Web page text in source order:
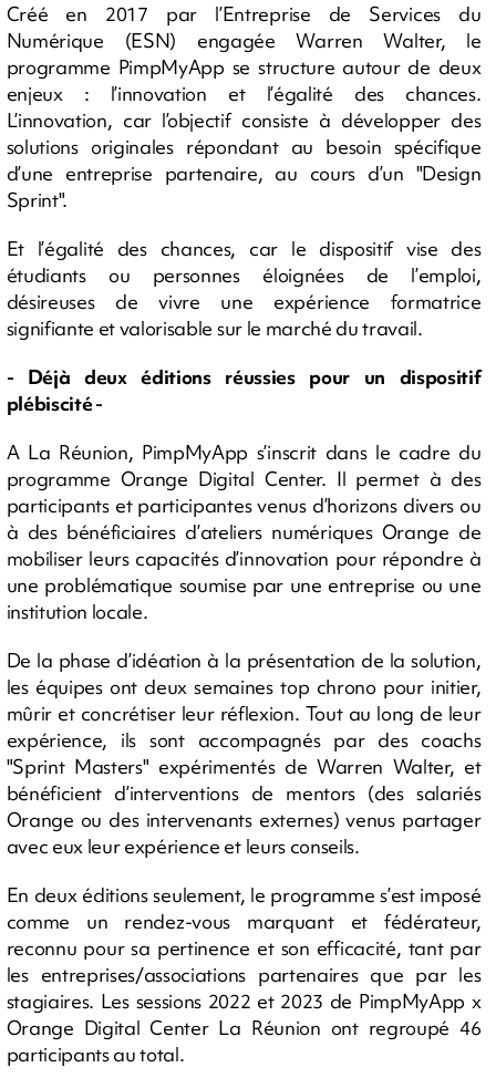
Créé en 2017 par l’Entreprise de Services du
Numérique (ESN) engagée Warren Walter, le
programme PimpMyApp se structure autour de deux
enjeux : l’innovation et l’égalité des chances.
L’innovation, car l’objectif consiste à développer des
solutions originales répondant au besoin spécifique
d’une entreprise partenaire, au cours d’un "Design
Sprint".
Et l’égalité des chances, car le dispositif vise des
étudiants ou personnes éloignées de l’emploi,
désireuses de vivre une expérience formatrice
signifiante et valorisable sur le marché du travail.
- Déjà deux éditions réussies pour un dispositif
plébiscité -
A La Réunion, PimpMyApp s’inscrit dans le cadre du
programme Orange Digital Center. Il permet à des
participants et participantes venus d’horizons divers ou
à des bénéficiaires d’ateliers numériques Orange de
mobiliser leurs capacités d’innovation pour répondre à
une problématique soumise par une entreprise ou une
institution locale.
De la phase d’idéation à la présentation de la solution,
les équipes ont deux semaines top chrono pour initier,
mûrir et concrétiser leur réflexion. Tout au long de leur
expérience, ils sont accompagnés par des coachs
"Sprint Masters" expérimentés de Warren Walter, et
bénéficient d’interventions de mentors (des salariés
Orange ou des intervenants externes) venus partager
avec eux leur expérience et leurs conseils.
En deux éditions seulement, le programme s’est imposé
comme un rendez-vous marquant et fédérateur,
reconnu pour sa pertinence et son efficacité, tant par
les entreprises/associations partenaires que par les
stagiaires. Les sessions 2022 et 2023 de PimpMyApp x
Orange Digital Center La Réunion ont regroupé 46
participants au total.